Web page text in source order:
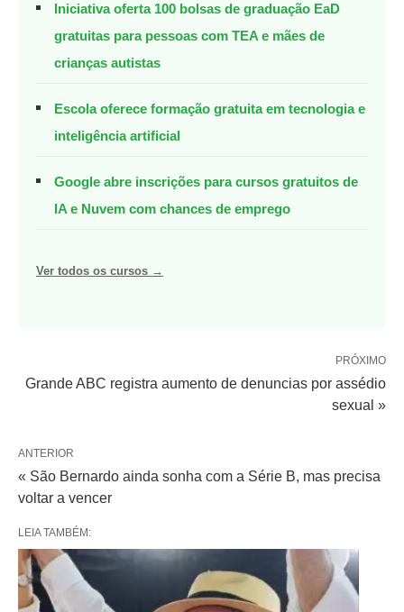
Iniciativa oferta 100 bolsas de graduação EaD
gratuitas para pessoas com TEA e mães de
crianças autistas
Escola oferece formação gratuita em tecnologia e
inteligência artificial
Google abre inscrições para cursos gratuitos de
IA e Nuvem com chances de emprego
Ver todos os cursos →
PRÓXIMO
Grande ABC registra aumento de denuncias por assédio
sexual »
ANTERIOR
« São Bernardo ainda sonha com a Série B, mas precisa
voltar a vencer
LEIA TAMBÉM: